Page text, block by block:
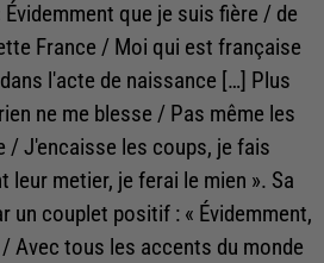
Évidemment que je suis fière / de
France / Moi qui est française
l'acte de naissance […] Plus
ne me blesse / Pas même les
/ J'encaisse les coups, je fais
metier, je ferai le mien ». Sa
un couplet positif : « Évidemment,
Avec tous les accents du monde